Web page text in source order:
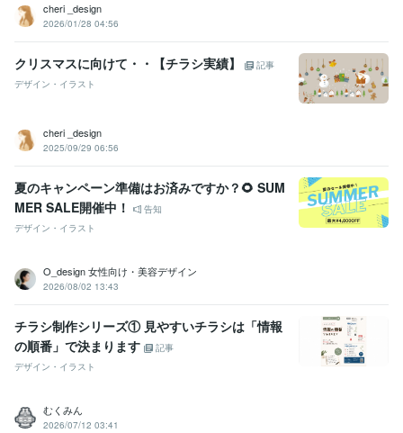
cheri _design
2026/01/28 04:56
クリスマスに向けて・・【チラシ実績】
記事
デザイン・イラスト
cheri _design
2025/09/29 06:56
夏のキャンペーン準備はお済みですか？🌻 SUM
MER SALE開催中！
告知
デザイン・イラスト
O_design 女性向け・美容デザイン
2026/08/02 13:43
チラシ制作シリーズ① 見やすいチラシは「情報
の順番」で決まります
記事
デザイン・イラスト
むくみん
2026/07/12 03:41